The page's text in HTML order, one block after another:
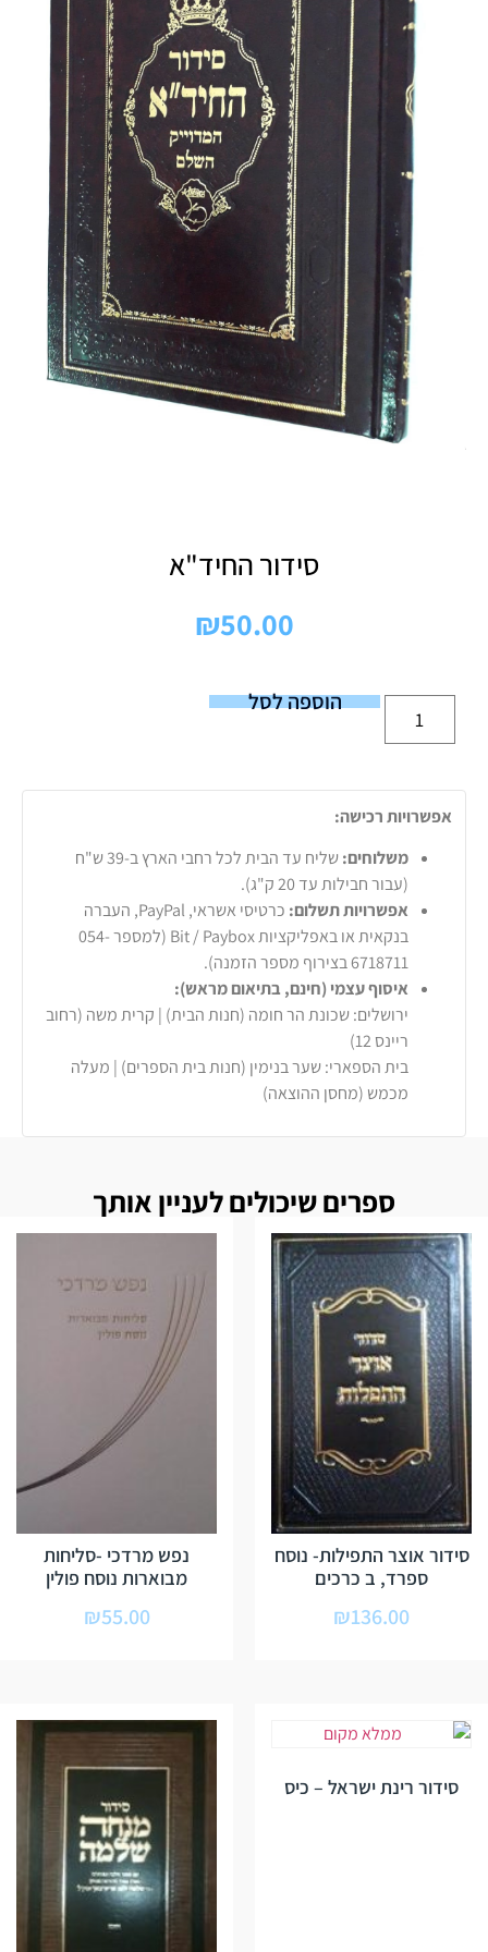
סידור החיד"א
₪50.00
הוספה לסל
אפשרויות רכישה:
משלוחים:
שליח עד הבית לכל רחבי הארץ ב-39 ש"ח
(עבור חבילות עד 20 ק"ג).
אפשרויות תשלום:
כרטיסי אשראי, PayPal, העברה
בנקאית או באפליקציות Bit / Paybox (למספר 054-
6718711 בצירוף מספר הזמנה).
איסוף עצמי (חינם, בתיאום מראש):
ירושלים: שכונת הר חומה (חנות הבית) | קרית משה (רחוב
ריינס 12)
בית הספארי: שער בנימין (חנות בית הספרים) | מעלה
מכמש (מחסן ההוצאה)
ספרים שיכולים לעניין אותך
סידור אוצר התפילות- נוסח
ספרד, ב כרכים
₪136.00
נפש מרדכי -סליחות
מבוארות נוסח פולין
₪55.00
סידור רינת ישראל – כיס